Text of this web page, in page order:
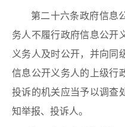
第二十六条政府信息
务人不履行政府信息公开
义务人及时公开，并向同
信息公开义务人的上级行
投诉的机关应当予以调查
知举报、投诉人。